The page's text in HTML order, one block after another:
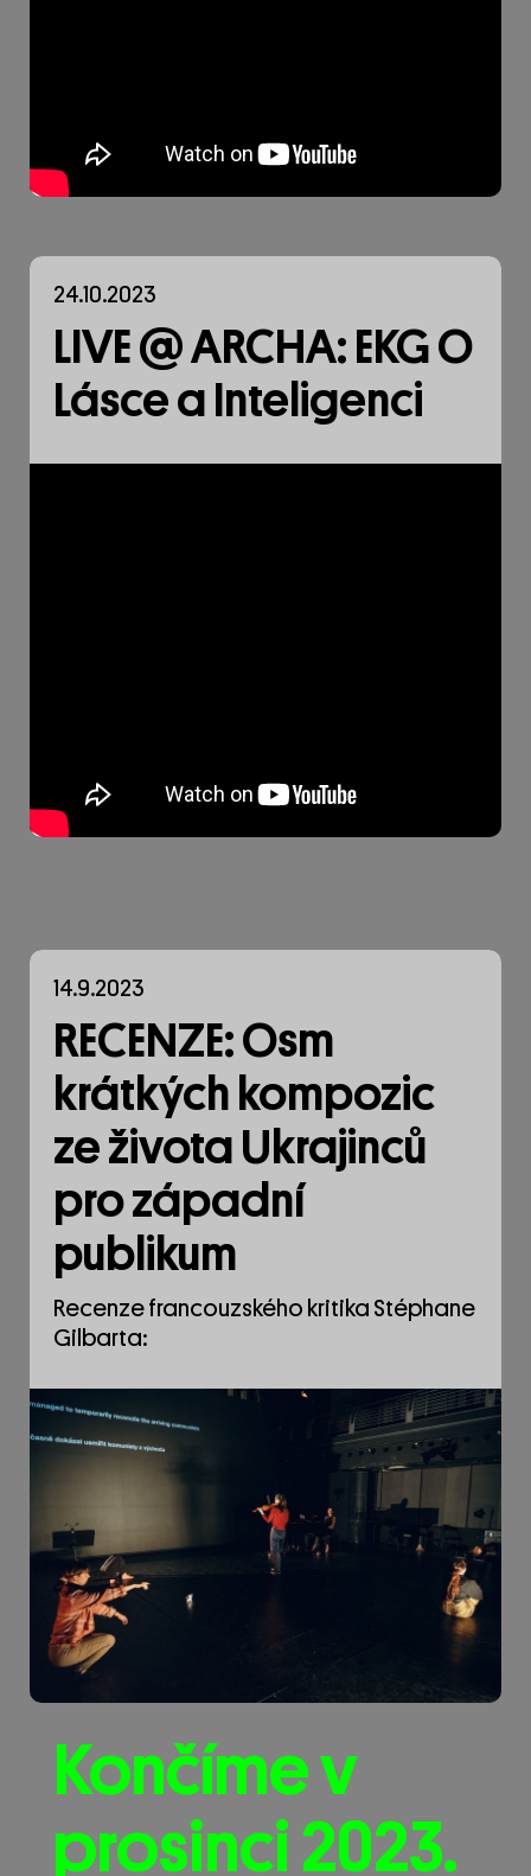
24.10.2023
LIVE @ ARCHA: EKG O
Lásce a Inteligenci
14.9.2023
RECENZE: Osm
krátkých kompozic
ze života Ukrajinců
pro západní
publikum
Recenze francouzského kritika Stéphane
Gilbarta:
Končíme v
prosinci 2023.